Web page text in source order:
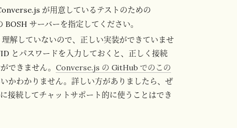
が用意しているテストのための
サーバーを指定してください。
解していないので、正しい実装ができていませ
とパスワードを入力しておくと、正しく接続
できません。 Converse.js の GitHub でのこの
かわかりません。詳しい方がありましたら、ぜ
接続してチャットサポート的に使うことはでき